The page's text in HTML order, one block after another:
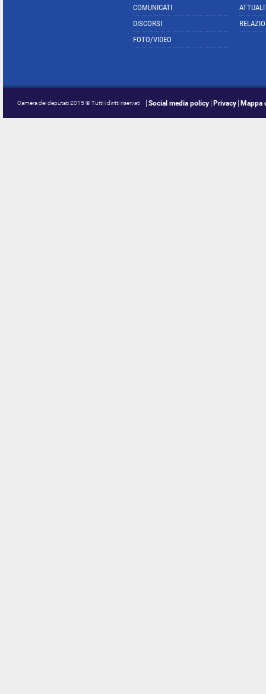
COMUNICATI
DISCORSI
FOTO/VIDEO
Camera dei deputati 2015 © Tutti i diritti riservati Social media policy Privacy Mappa